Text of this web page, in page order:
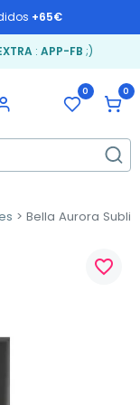
+65€
: APP-FB ;)
0 0
Bella Aurora
favorite_border